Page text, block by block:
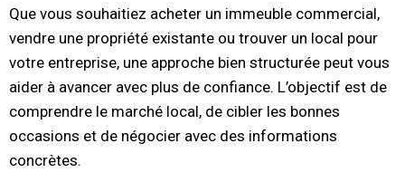
Que vous souhaitiez acheter un immeuble commercial,
vendre une propriété existante ou trouver un local pour
votre entreprise, une approche bien structurée peut vous
aider à avancer avec plus de confiance. L’objectif est de
comprendre le marché local, de cibler les bonnes
occasions et de négocier avec des informations
concrètes.